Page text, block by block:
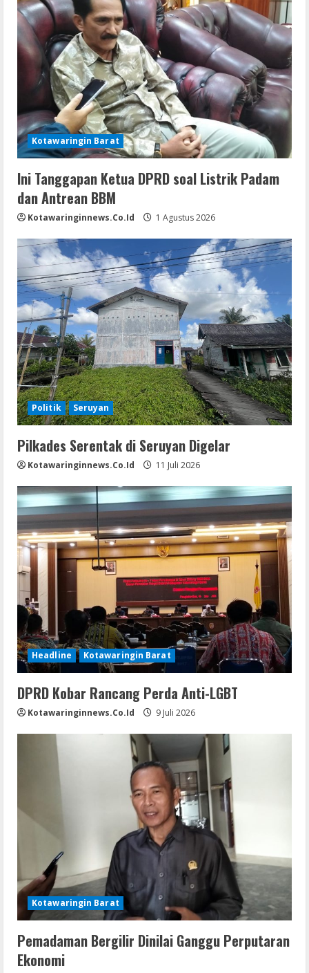
Kotawaringin Barat
Ini Tanggapan Ketua DPRD soal Listrik Padam
dan Antrean BBM
Kotawaringinnews.co.id 1 Agustus 2026
Politik Seruyan
Pilkades Serentak di Seruyan Digelar
Kotawaringinnews.co.id 11 Juli 2026
Headline Kotawaringin Barat
DPRD Kobar Rancang Perda Anti-LGBT
Kotawaringinnews.co.id 9 Juli 2026
Kotawaringin Barat
Pemadaman Bergilir Dinilai Ganggu Perputaran
Ekonomi